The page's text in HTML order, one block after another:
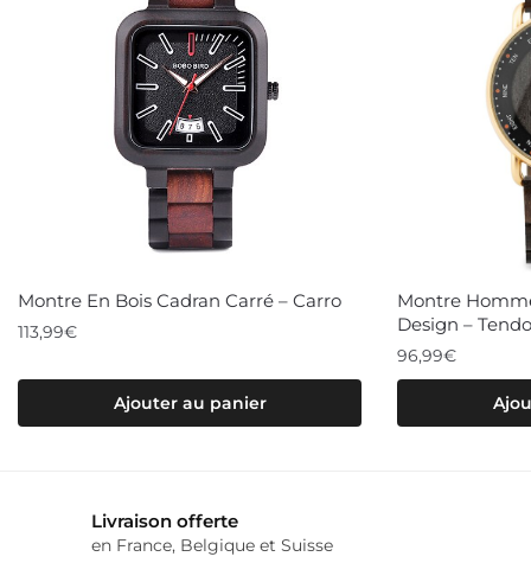
Montre En Bois Cadran Carré – Carro
113,99€
Ajouter au panier
Montre
Design – Tendo
96,99€
Livraison offerte
en France, Belgique et Suisse